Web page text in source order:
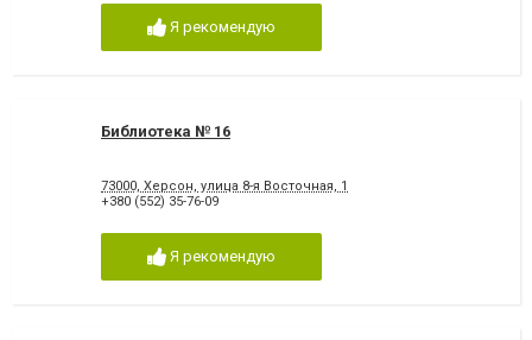
Я рекомендую
Библиотека № 16
73000, Херсон, улица 8-я Восточная, 1
+380 (552) 35-76-09
Я рекомендую